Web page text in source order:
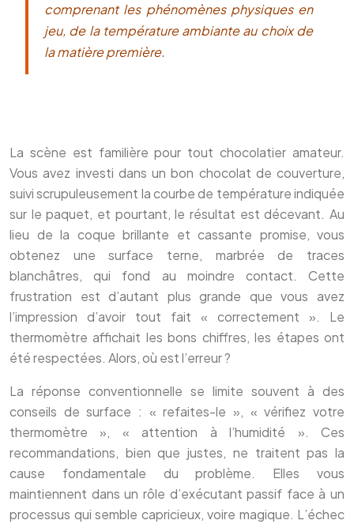
comprenant les phénomènes physiques en
jeu, de la température ambiante au choix de
la matière première.
La scène est familière pour tout chocolatier amateur.
Vous avez investi dans un bon chocolat de couverture,
suivi scrupuleusement la courbe de température indiquée
sur le paquet, et pourtant, le résultat est décevant. Au
lieu de la coque brillante et cassante promise, vous
obtenez une surface terne, marbrée de traces
blanchâtres, qui fond au moindre contact. Cette
frustration est d’autant plus grande que vous avez
l’impression d’avoir tout fait « correctement ». Le
thermomètre affichait les bons chiffres, les étapes ont
été respectées. Alors, où est l’erreur ?
La réponse conventionnelle se limite souvent à des
conseils de surface : « refaites-le », « vérifiez votre
thermomètre », « attention à l’humidité ». Ces
recommandations, bien que justes, ne traitent pas la
cause fondamentale du problème. Elles vous
maintiennent dans un rôle d’exécutant passif face à un
processus qui semble capricieux, voire magique. L’échec